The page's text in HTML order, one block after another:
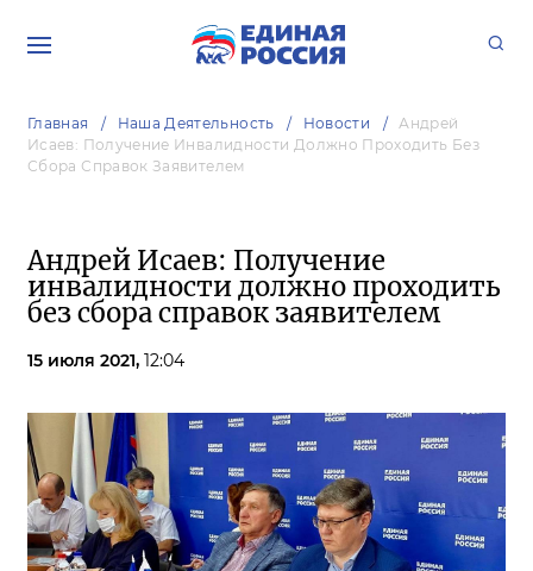
Главная Наша Деятельность Новости
Андрей
Исаев: Получение Инвалидности Должно Проходить Без
Сбора Справок Заявителем
Андрей Исаев: Получение
инвалидности должно проходить
без сбора справок заявителем
15 июля 2021, 12:04